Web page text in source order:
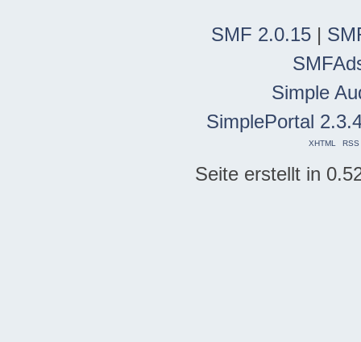
SMF 2.0.15 |
Simple
SimplePortal
XHTML RSS
Seite erstellt in